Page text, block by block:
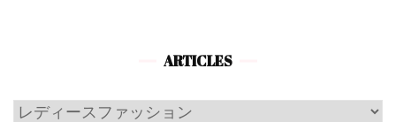
ARTICLES
Articles